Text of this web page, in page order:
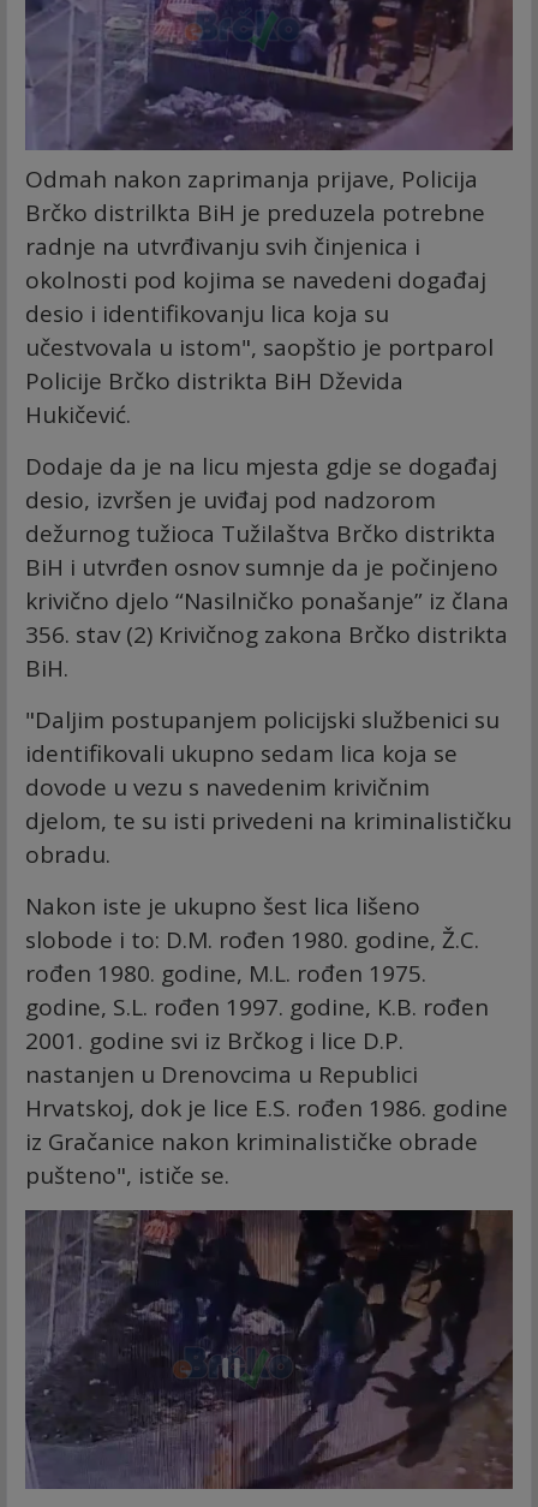
Odmah nakon zaprimanja prijave, Policija
Brčko distrilkta BiH je preduzela potrebne
radnje na utvrđivanju svih činjenica i
okolnosti pod kojima se navedeni događaj
desio i identifikovanju lica koja su
učestvovala u istom", saopštio je portparol
Policije Brčko distrikta BiH Dževida
Hukičević.
Dodaje da je na licu mjesta gdje se događaj
desio, izvršen je uviđaj pod nadzorom
dežurnog tužioca Tužilaštva Brčko distrikta
BiH i utvrđen osnov sumnje da je počinjeno
krivično djelo “Nasilničko ponašanje” iz člana
356. stav (2) Krivičnog zakona Brčko distrikta
BiH.
"Daljim postupanjem policijski službenici su
identifikovali ukupno sedam lica koja se
dovode u vezu s navedenim krivičnim
djelom, te su isti privedeni na kriminalističku
obradu.
Nakon iste je ukupno šest lica lišeno
slobode i to: D.M. rođen 1980. godine, Ž.C.
rođen 1980. godine, M.L. rođen 1975.
godine, S.L. rođen 1997. godine, K.B. rođen
2001. godine svi iz Brčkog i lice D.P.
nastanjen u Drenovcima u Republici
Hrvatskoj, dok je lice E.S. rođen 1986. godine
iz Gračanice nakon kriminalističke obrade
pušteno", ističe se.